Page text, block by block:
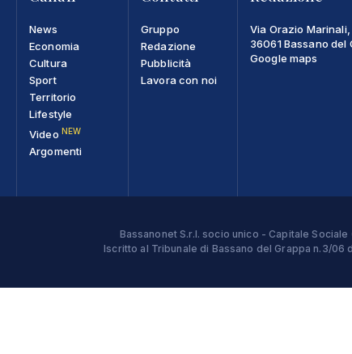
News
Economia
Cultura
Sport
Territorio
Lifestyle
Video NEW
Argomenti
Gruppo
Redazione
Pubblicità
Lavora con noi
Via Orazio Marinali,
36061 Bassano del
Google maps
Bassanonet S.r.l. socio unico - Capitale
Iscritto al Tribunale di Bassano del Grappa n.3/